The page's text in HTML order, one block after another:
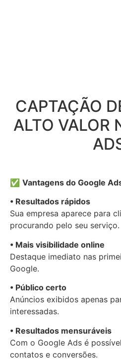
CAPTAÇÃO
ALTO VALOR
✅ Vantagens do Google
• Resultados rápidos
Sua empresa aparece para
procurando pelo seu serviço.
• Mais visibilidade online
Destaque imediato nas
Google.
• Público certo
Anúncios exibidos apenas
interessadas.
• Resultados mensuráveis
Com o Google Ads é
contatos e conversões.